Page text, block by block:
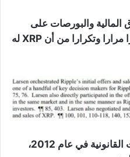
المالية والبورصات على
المتهمين، مدعية أن كلاهما حُذرا مرارا وتكرارا من أن XRP له
تلقى لارسن مثل هذه المذكرات القانونية في عام 2012،